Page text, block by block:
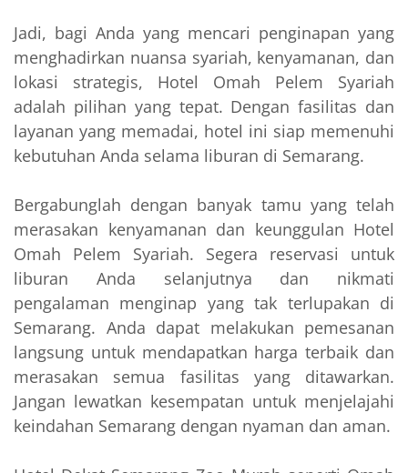
Jadi, bagi Anda yang mencari penginapan yang
menghadirkan nuansa syariah, kenyamanan, dan
lokasi strategis, Hotel Omah Pelem Syariah
adalah pilihan yang tepat. Dengan fasilitas dan
layanan yang memadai, hotel ini siap memenuhi
kebutuhan Anda selama liburan di Semarang.
Bergabunglah dengan banyak tamu yang telah
merasakan kenyamanan dan keunggulan Hotel
Omah Pelem Syariah. Segera reservasi untuk
liburan Anda selanjutnya dan nikmati
pengalaman menginap yang tak terlupakan di
Semarang. Anda dapat melakukan pemesanan
langsung untuk mendapatkan harga terbaik dan
merasakan semua fasilitas yang ditawarkan.
Jangan lewatkan kesempatan untuk menjelajahi
keindahan Semarang dengan nyaman dan aman.